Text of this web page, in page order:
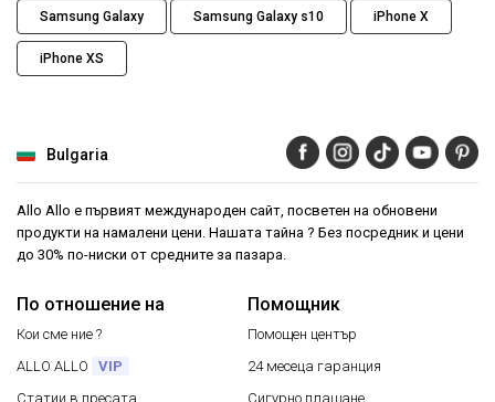
Samsung Galaxy Samsung Galaxy s10 iPhone X
iPhone XS
Bulgaria
Allo Allo е първият международен сайт, посветен на обновени
продукти на намалени цени. Нашата тайна ? Без посредник и цени
до 30% по-ниски от средните за пазара.
По отношение на
Кои сме ние ?
ALLO ALLO
VIP
Статии в пресата
Помощник
Помощен център
24 месеца гаранция
Сигурно плащане